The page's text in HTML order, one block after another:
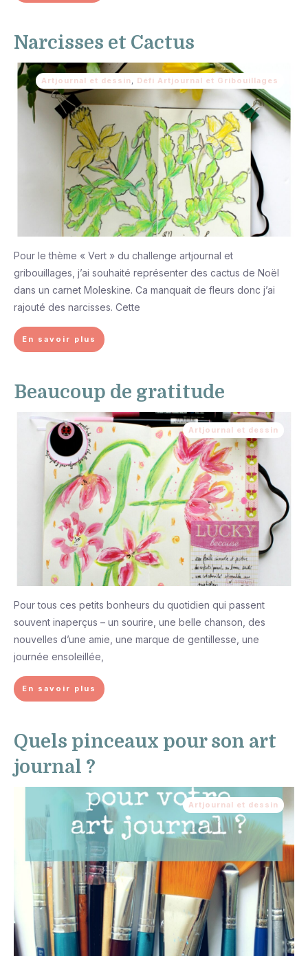
Narcisses et Cactus
Artjournal et dessin Défi Artjournal et Gribouillages
Pour le thème « Vert » du challenge artjournal et
gribouillages, j’ai souhaité représenter des cactus de Noël
dans un carnet Moleskine. Ca manquait de fleurs donc j’ai
rajouté des narcisses. Cette
En savoir plus
Beaucoup de gratitude
Artjournal et dessin
Pour tous ces petits bonheurs du quotidien qui passent
souvent inaperçus – un sourire, une belle chanson, des
nouvelles d’une amie, une marque de gentillesse, une
journée ensoleillée,
En savoir plus
Quels pinceaux pour son art
journal ?
Artjournal et dessin